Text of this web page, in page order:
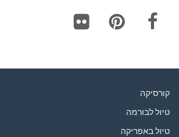
קורסיקה
טיול לבורמה
טיול באפריקה